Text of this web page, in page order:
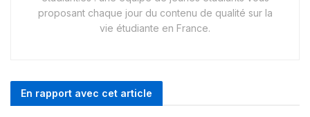
proposant chaque jour du contenu de qualité sur la
vie étudiante en France.
En rapport avec cet article